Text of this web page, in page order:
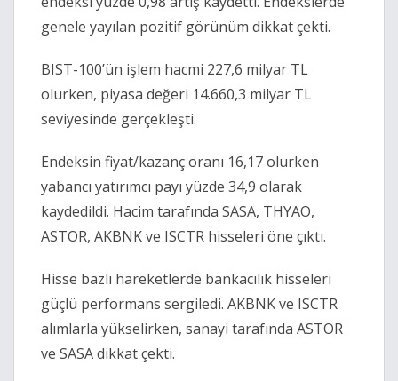
genele yayılan pozitif görünüm dikkat çekti.
BIST-100’ün işlem hacmi 227,6 milyar TL
olurken, piyasa değeri 14.660,3 milyar TL
seviyesinde gerçekleşti.
Endeksin fiyat/kazanç oranı 16,17 olurken
yabancı yatırımcı payı yüzde 34,9 olarak
kaydedildi. Hacim tarafında SASA, THYAO,
ASTOR, AKBNK ve ISCTR hisseleri öne çıktı.
Hisse bazlı hareketlerde bankacılık hisseleri
güçlü performans sergiledi. AKBNK ve ISCTR
alımlarla yükselirken, sanayi tarafında ASTOR
ve SASA dikkat çekti.